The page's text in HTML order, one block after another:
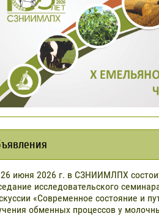
​26 июня 2026 г. в СЗНИИМЛПХ
исследовательского
«Современное состояние и
обменных процессов у